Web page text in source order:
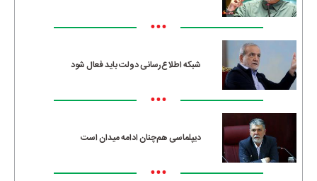
•••
شبکه اطلاع‌رسانی دولت باید فعال شود
•••
دیپلماسی هم‌چنان ادامه میدان است
•••